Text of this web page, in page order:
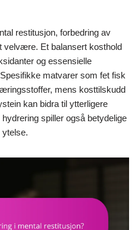
restitusjon, forbedring av
velvære. Et balansert kosthold
og essensielle
matvarer som fet fisk
mens kosttilskudd
kan bidra til ytterligere
spiller også betydelige
ytelse.